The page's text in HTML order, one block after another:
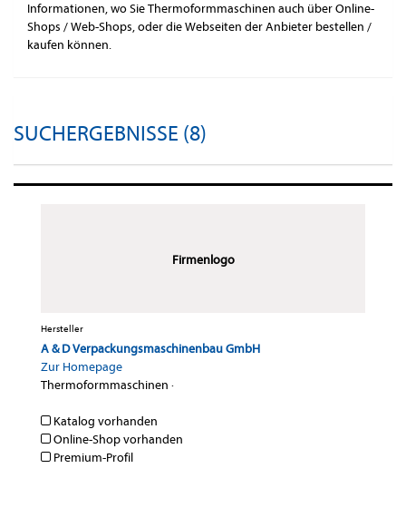
Informationen, wo Sie Thermoformmaschinen auch über Online-
Shops / Web-Shops, oder die Webseiten der Anbieter bestellen /
kaufen können.
SUCHERGEBNISSE (8)
Firmenlogo
Hersteller
A & D Verpackungsmaschinenbau GmbH
Zur Homepage
Thermoformmaschinen ·
Katalog vorhanden
Online-Shop vorhanden
Premium-Profil